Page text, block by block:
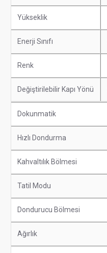
Yükseklik
Enerji Sınıfı
Renk
Değiştirilebilir Kapı Yönü
Dokunmatik
Hızlı Dondurma
Kahvaltılık Bölmesi
Tatil Modu
Dondurucu Bölmesi
Ağırlık